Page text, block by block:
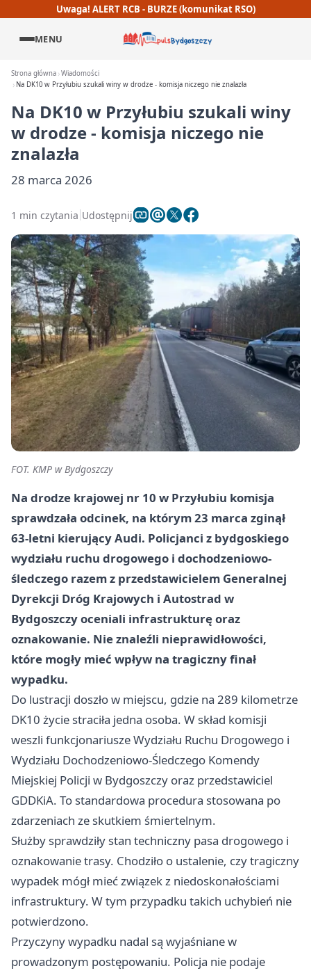
Uwaga! ALERT RCB - BURZE (komunikat RSO)
MENU
Strona główna Wiadomości
Na DK10 w Przyłubiu szukali winy w drodze - komisja niczego nie znalazła
Na DK10 w Przyłubiu szukali winy
w drodze - komisja niczego nie
znalazła
28 marca 2026
1 min czytania Udostępnij
FOT. KMP w Bydgoszczy
Na drodze krajowej nr 10 w Przyłubiu komisja
sprawdzała odcinek, na którym 23 marca zginął
63-letni kierujący Audi. Policjanci z bydgoskiego
wydziału ruchu drogowego i dochodzeniowo-
śledczego razem z przedstawicielem Generalnej
Dyrekcji Dróg Krajowych i Autostrad w
Bydgoszczy oceniali infrastrukturę oraz
oznakowanie. Nie znaleźli nieprawidłowości,
które mogły mieć wpływ na tragiczny finał
wypadku.
Do lustracji doszło w miejscu, gdzie na 289 kilometrze
DK10 życie straciła jedna osoba. W skład komisji
weszli funkcjonariusze Wydziału Ruchu Drogowego i
Wydziału Dochodzeniowo-Śledczego Komendy
Miejskiej Policji w Bydgoszczy oraz przedstawiciel
GDDKiA. To standardowa procedura stosowana po
zdarzeniach ze skutkiem śmiertelnym.
Służby sprawdziły stan techniczny pasa drogowego i
oznakowanie trasy. Chodziło o ustalenie, czy tragiczny
wypadek mógł mieć związek z niedoskonałościami
infrastruktury. W tym przypadku takich uchybień nie
potwierdzono.
Przyczyny wypadku nadal są wyjaśniane w
prowadzonym postępowaniu. Policja nie podaje